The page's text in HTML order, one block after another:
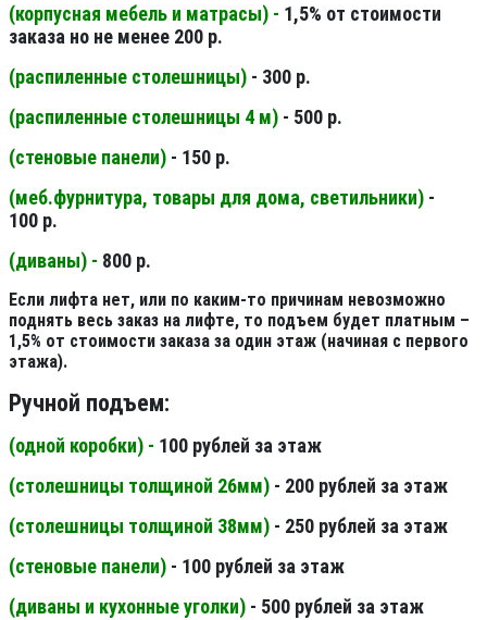
(корпусная мебель и матрасы) - 1,5% от стоимости
заказа но не менее 200 р.
(распиленные столешницы) - 300 р.
(распиленные столешницы 4 м) - 500 р.
(стеновые панели) - 150 р.
(меб.фурнитура, товары для дома, светильники) -
100 р.
(диваны) - 800 р.
Если лифта нет, или по каким-то причинам невозможно
поднять весь заказ на лифте, то подъем будет платным –
1,5% от стоимости заказа за один этаж (начиная с первого
этажа).
Ручной подъем:
(одной коробки) - 100 рублей за этаж
(столешницы толщиной 26мм) - 200 рублей за этаж
(столешницы толщиной 38мм) - 250 рублей за этаж
(стеновые панели) - 100 рублей за этаж
(диваны и кухонные уголки) - 500 рублей за этаж